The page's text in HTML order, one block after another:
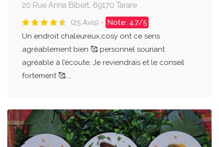
20 Rue Anna Bibert, 69170 Tarare
(25 Avis) - Note: 4.7/5
Un endroit chaleureux,cosy ont ce sens
agréablement bien 🥰 personnel souriant
agréable à l’écoute. Je reviendrais et le conseil
fortement 🥰....